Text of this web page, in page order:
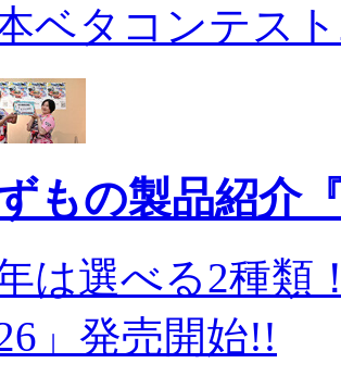
ベタコンテス
もの製品紹介
は選べる2種類
」発売開始!!